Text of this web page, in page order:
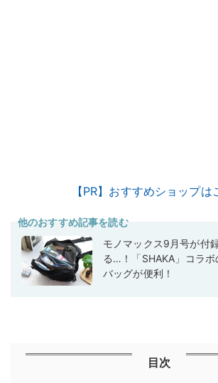
【PR】おすすめショップは
他のおすすめ記事を読む
モノマックス9月号が付
る…！「SHAKA」コラ
バッグが便利！
目次